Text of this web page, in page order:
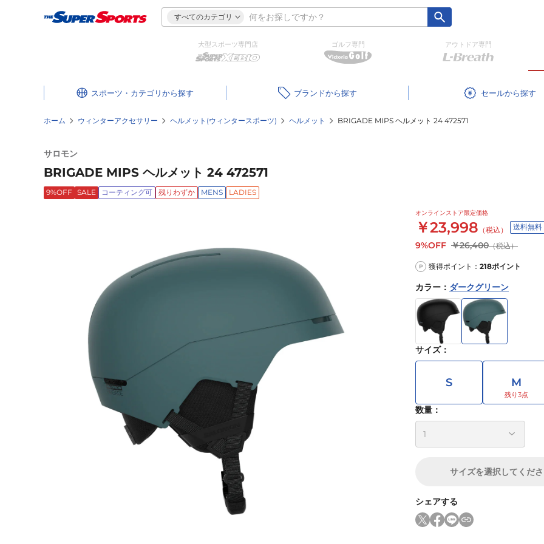
すべてのカテゴリ
大型スポーツ専門店 ゴルフ専門 アウトドア専門
スポーツ・カテゴリ ブランド セール
ホーム ウィンターアクセサリー ヘルメット(ウィンタースポーツ) ヘルメット BRIGADE MIPS ヘルメット 24 472571
サロモン
BRIGADE MIPS ヘルメット 24 472571
9%OFF SALE コーティング可 残りわずか MENS LADIES
オンラインストア限定価格
￥23,998 （税込） 送料無料
9%OFF ￥26,400（税込）
P 獲得ポイント： 218ポイント
カラー ： ダークグリーン
サイズ：
S M
数量：
サイズを選択してくだ
シェアする